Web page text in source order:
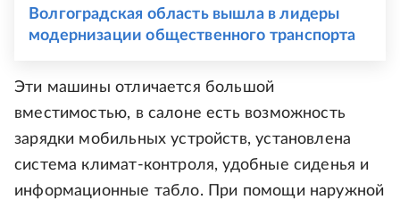
Волгоградская область вышла в лидеры
модернизации общественного транспорта
Эти машины отличается большой
вместимостью, в салоне есть возможность
зарядки мобильных устройств, установлена
система климат-контроля, удобные сиденья и
информационные табло. При помощи наружной